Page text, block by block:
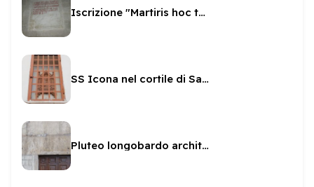
Iscrizione "Martiris hoc templum"
SS Icona nel cortile di San Gregorio
Pluteo longobardo architrave di San Gregorio